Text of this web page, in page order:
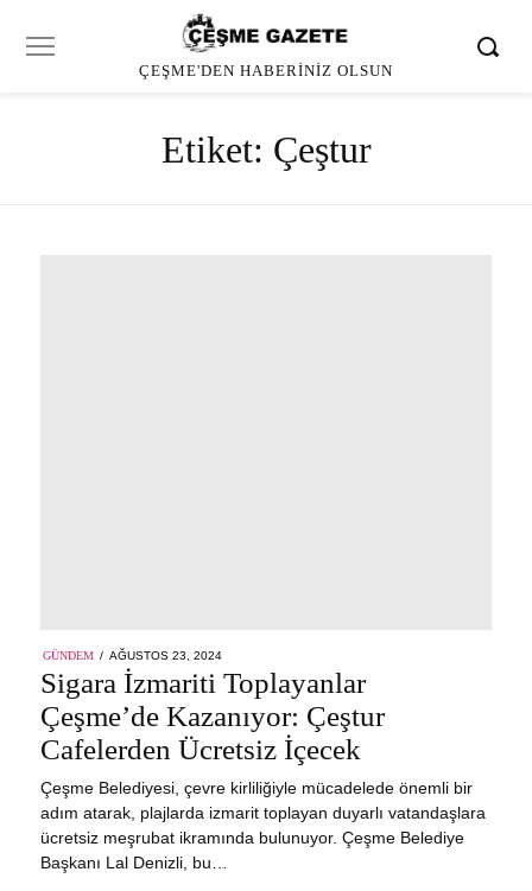
ÇEŞME'DEN HABERINIZ OLSUN
Etiket: Çeştur
GÜNDEM
POSTED
AĞUSTOS 23, 2024
23,
2024
Sigara İzmariti Toplayanlar
Çeşme’de Kazanıyor: Çeştur
Cafelerden Ücretsiz İçecek
Çeşme Belediyesi, çevre kirliliğiyle mücadelede önemli bir
adım atarak, plajlarda izmarit toplayan duyarlı vatandaşlara
ücretsiz meşrubat ikramında bulunuyor. Çeşme Belediye
Başkanı Lal Denizli, bu…